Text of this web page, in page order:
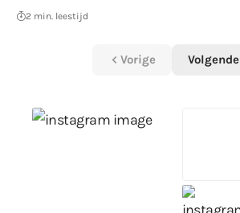
2 min. leestijd
Vorige Volgende